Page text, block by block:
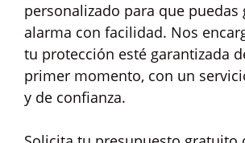
personalizado para que puedas
alarma con facilidad. Nos
tu protección esté garantizada
primer momento, con un
y de confianza.